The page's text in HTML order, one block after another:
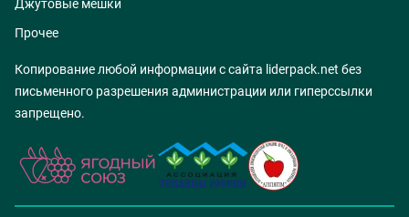
Джутовые мешки
Прочее
Копирование любой информации с сайта liderpack.net без
письменного разрешения администрации или гиперссылки
запрещено.